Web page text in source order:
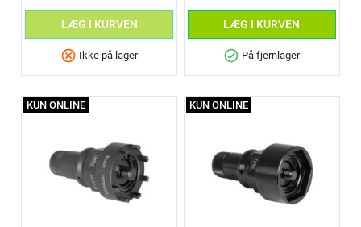
LÆG I KURVEN
cancel Ikke på lager
LÆG I KURVEN
check_circle På fjernlager
KUN ONLINE KUN ONLINE